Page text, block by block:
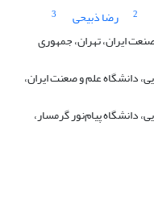
2 رضا ذبیحی
3
ایران، تهران، جمهوری
دانشگاه علم و صعنت ایران،
دانشگاه پیام‌نور گرمسار،